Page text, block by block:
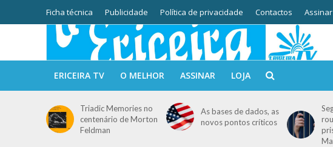
Ficha técnica Publicidade Política de privacidade Contactos Assinar
ERICEIRA TV O MELHOR ASSINAR LOJA
Triadic Memories no
centenário de Morton
Feldman
As bases de dados, as
novos pontos críticos